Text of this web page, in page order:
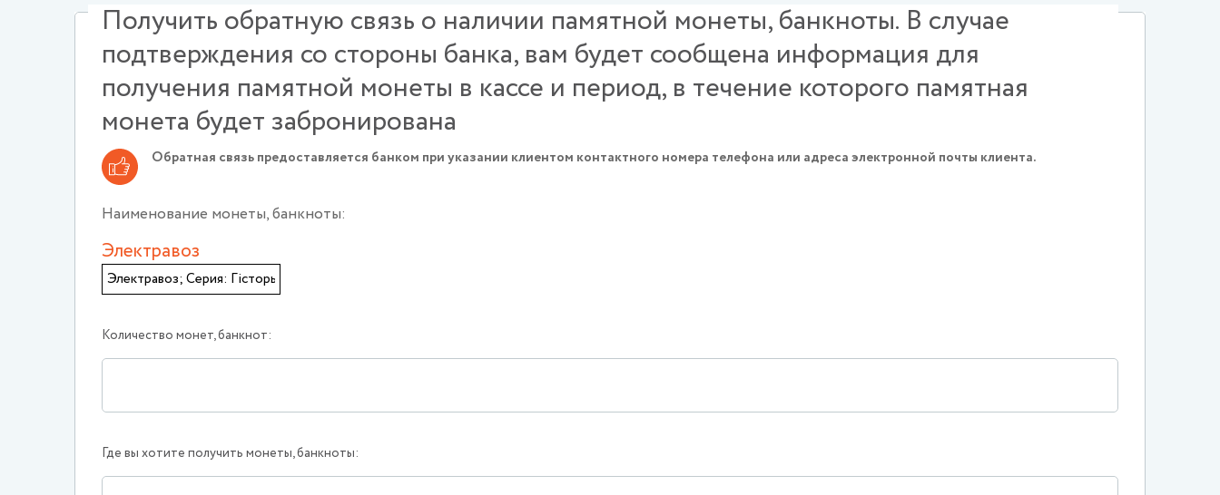
Получить обратную связь о наличии памятной монеты, банкноты. В случае
подтверждения со стороны банка, вам будет сообщена информация для
получения памятной монеты в кассе и период, в течение которого памятная
монета будет забронирована
Обратная связь предоставляется банком при указании клиентом контактного номера телефона или адреса электронной почты клиента.
Наименование монеты, банкноты:
Электравоз
Количество монет, банкнот:
Где вы хотите получить монеты, банкноты: